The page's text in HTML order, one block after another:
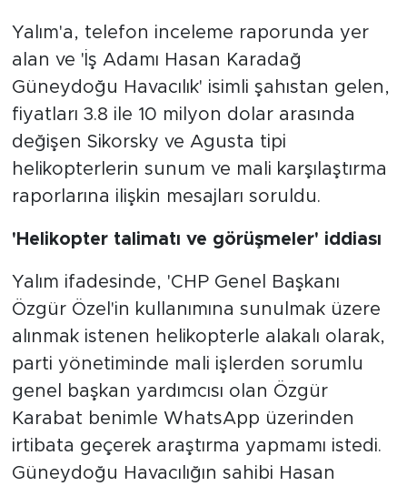
Yalım'a, telefon inceleme raporunda yer
alan ve 'İş Adamı Hasan Karadağ
Güneydoğu Havacılık' isimli şahıstan gelen,
fiyatları 3.8 ile 10 milyon dolar arasında
değişen Sikorsky ve Agusta tipi
helikopterlerin sunum ve mali karşılaştırma
raporlarına ilişkin mesajları soruldu.
'Helikopter talimatı ve görüşmeler' iddiası
Yalım ifadesinde, 'CHP Genel Başkanı
Özgür Özel'in kullanımına sunulmak üzere
alınmak istenen helikopterle alakalı olarak,
parti yönetiminde mali işlerden sorumlu
genel başkan yardımcısı olan Özgür
Karabat benimle WhatsApp üzerinden
irtibata geçerek araştırma yapmamı istedi.
Güneydoğu Havacılığın sahibi Hasan